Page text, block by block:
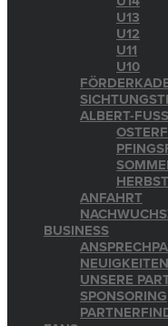
U13
U12
U11
U10
ALBERT-
ANFAHRT
BUSINESS
NEUIGKEITEN
UNSERE
SPONSORING